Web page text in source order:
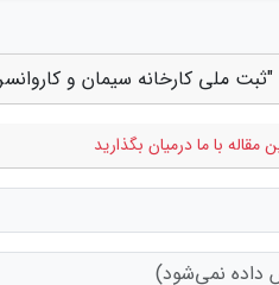
"ثبت ملی کارخانه سیمان و
مقاله با ما درمیان بگذارید